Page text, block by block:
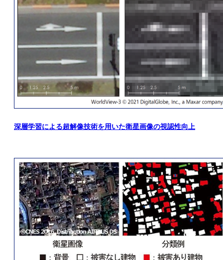
深層学習による超解像技術を用いた衛星画像の視認性向上